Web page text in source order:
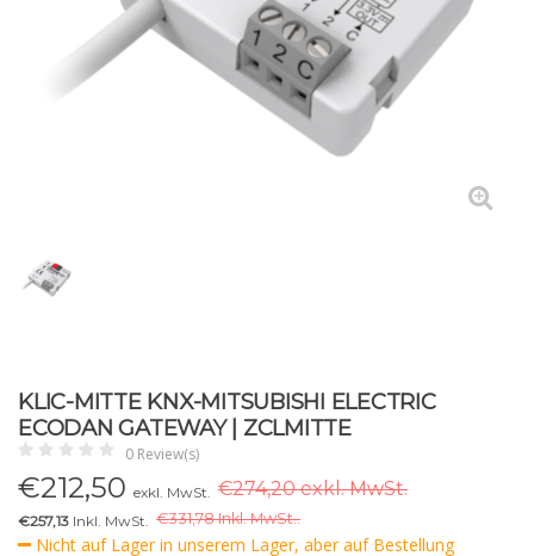
KLIC-MITTE KNX-MITSUBISHI ELECTRIC
ECODAN GATEWAY | ZCLMITTE
0 Review(s)
€212,50 exkl. MwSt. €274,20 exkl. MwSt.
€257,13 Inkl. MwSt. €331,78 Inkl. MwSt..
Nicht auf Lager in unserem Lager, aber auf Bestellung